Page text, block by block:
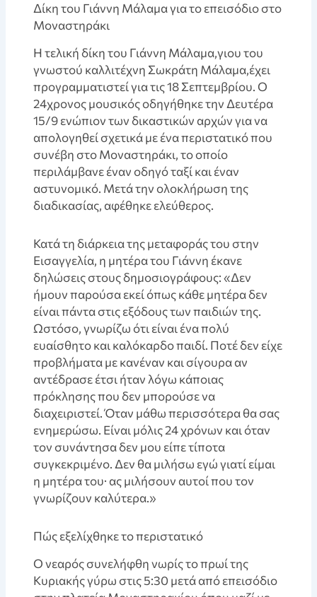
Δίκη του Γιάννη Μάλαμα για το επεισόδιο στο
Μοναστηράκι
Η τελική δίκη του Γιάννη Μάλαμα,γιου του
γνωστού καλλιτέχνη Σωκράτη Μάλαμα,έχει
προγραμματιστεί για τις 18 Σεπτεμβρίου. Ο
24χρονος μουσικός οδηγήθηκε την Δευτέρα
15/9 ενώπιον των δικαστικών αρχών για να
απολογηθεί σχετικά με ένα περιστατικό που
συνέβη στο Μοναστηράκι, το οποίο
περιλάμβανε έναν οδηγό ταξί και έναν
αστυνομικό. Μετά την ολοκλήρωση της
διαδικασίας, αφέθηκε ελεύθερος.
Κατά τη διάρκεια της μεταφοράς του στην
Εισαγγελία, η μητέρα του Γιάννη έκανε
δηλώσεις στους δημοσιογράφους: «Δεν
ήμουν παρούσα εκεί όπως κάθε μητέρα δεν
είναι πάντα στις εξόδους των παιδιών της.
Ωστόσο, γνωρίζω ότι είναι ένα πολύ
ευαίσθητο και καλόκαρδο παιδί. Ποτέ δεν είχε
προβλήματα με κανέναν και σίγουρα αν
αντέδρασε έτσι ήταν λόγω κάποιας
πρόκλησης που δεν μπορούσε να
διαχειριστεί. Όταν μάθω περισσότερα θα σας
ενημερώσω. Είναι μόλις 24 χρόνων και όταν
τον συνάντησα δεν μου είπε τίποτα
συγκεκριμένο. Δεν θα μιλήσω εγώ γιατί είμαι
η μητέρα του· ας μιλήσουν αυτοί που τον
γνωρίζουν καλύτερα.»
Πώς εξελίχθηκε το περιστατικό
Ο νεαρός συνελήφθη νωρίς το πρωί της
Κυριακής γύρω στις 5:30 μετά από επεισόδιο